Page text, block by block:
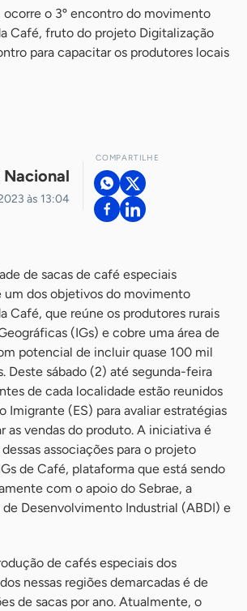
ocorre o 3º encontro do movimento
Café, fruto do projeto Digitalização
para capacitar os produtores locais
Nacional
às 13:04
COMPARTILHE
de sacas de café especiais
um dos objetivos do movimento
Café, que reúne os produtores rurais
(IGs) e cobre uma área de
potencial de incluir quase 100 mil
Deste sábado (2) até segunda-feira
de cada localidade estão reunidos
Imigrante (ES) para avaliar estratégias
as vendas do produto. A iniciativa é
associações para o projeto
de Café, plataforma que está sendo
com o apoio do Sebrae, a
Desenvolvimento Industrial (ABDI) e
de cafés especiais dos
nessas regiões demarcadas é de
de sacas por ano. Atualmente, o